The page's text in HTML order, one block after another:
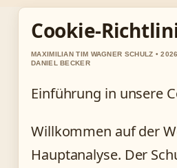
Cookie-
MAXIMILIAN TIM WAGNER SCHULZ •
DANIEL BECKER
Einführung in unsere
Willkommen auf der
Hauptanalyse. Der